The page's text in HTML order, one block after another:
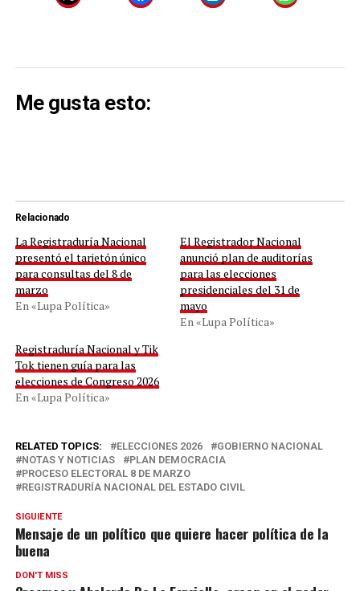
Me gusta esto:
Relacionado
La Registraduría Nacional
presentó el tarjetón único
para consultas del 8 de
marzo
En «Lupa Política»
El Registrador Nacional
anunció plan de auditorías
para las elecciones
presidenciales del 31 de
mayo
En «Lupa Política»
Registraduría Nacional y Tik
Tok tienen guía para las
elecciones de Congreso 2026
En «Lupa Política»
RELATED TOPICS: ELECCIONES 2026
GOBIERNO NACIONAL
NOTAS Y NOTICIAS
PLAN DEMOCRACIA
PROCESO ELECTORAL 8 DE MARZO
REGISTRADURÍA NACIONAL DEL ESTADO CIVIL
SIGUIENTE
Mensaje de un político que quiere hacer política de la
buena
DON'T MISS